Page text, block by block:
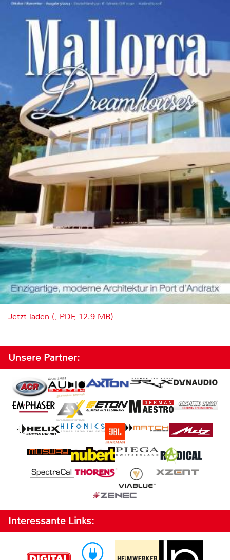
Jetzt laden (, PDF, 12.9 MB)
Unsere Partner:
Interessante Links: